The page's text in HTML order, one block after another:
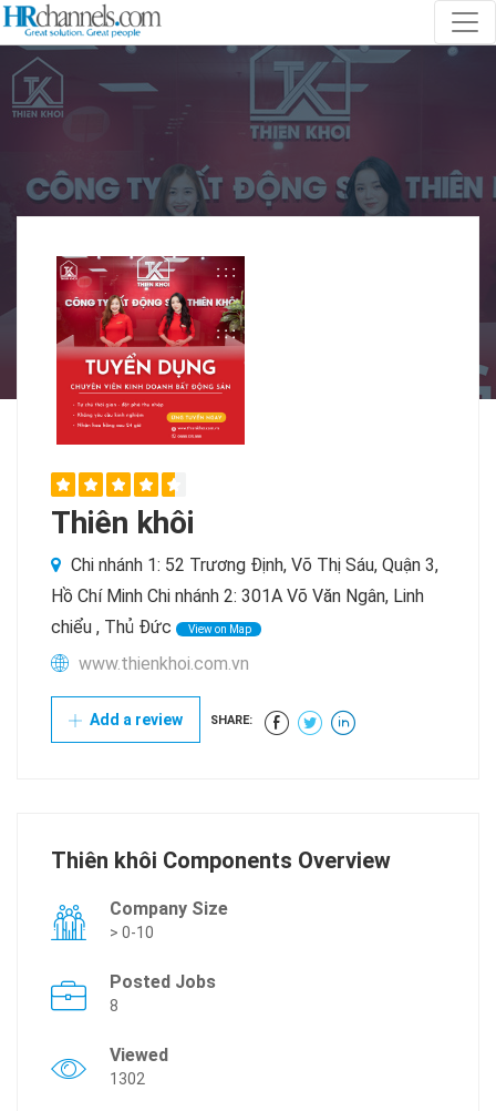
Thiên khôi
Chi nhánh 1: 52 Trương Định, Võ Thị Sáu, Quận 3,
Hồ Chí Minh Chi nhánh 2: 301A Võ Văn Ngân, Linh
chiểu , Thủ Đức
View on Map
www.thienkhoi.com.vn
Add a review SHARE:
Thiên khôi Components Overview
Company Size
> 0-10
Posted Jobs
8
Viewed
1302